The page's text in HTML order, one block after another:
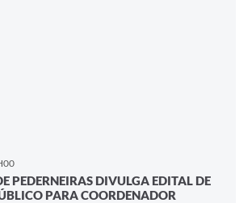
PEDERNEIRAS DIVULGA EDITAL DE
PARA COORDENADOR